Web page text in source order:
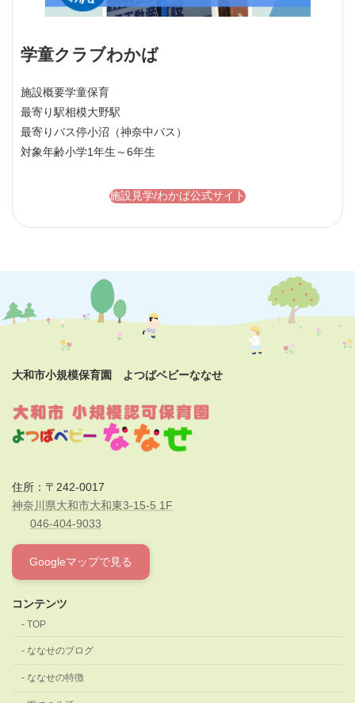
学童クラブわかば
施設概要学童保育
最寄り駅相模大野駅
最寄りバス停小沼（神奈中バス）
対象年齢小学1年生～6年生
施設見学/わかば公式サイト
大和市小規模保育園 よつばベビーななせ
住所：〒242-0017
神奈川県大和市大和東3-15-5 1F
046-404-9033
Googleマップで見る
コンテンツ
TOP
ななせのブログ
ななせの特徴